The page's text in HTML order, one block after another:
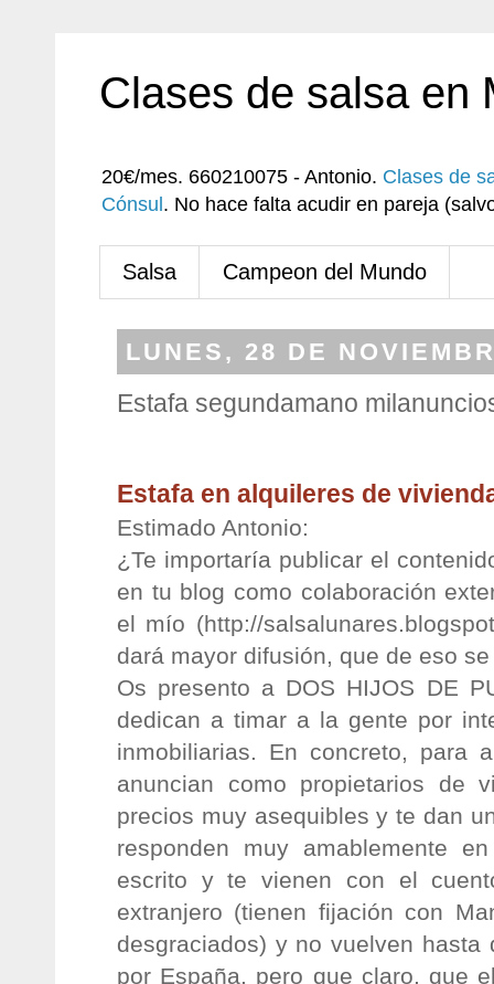
Clases de salsa en
20€/mes. 660210075 - Antonio. Clases de
Cónsul . No hace falta acudir en pareja
Salsa Campeon del Mundo
LUNES, 28 DE
Estafa segundamano
Estafa en alquileres de
Estimado Antonio:
¿Te importaría publicar el
en tu blog como colaboración
el mío (http://
dará mayor difusión, que de eso
Os presento a DOS HIJOS DE
dedican a timar a la gente por
inmobiliarias. En concreto, para
anuncian como propietarios de
precios muy asequibles y te dan
responden muy amablemente
escrito y te vienen con el
extranjero (tienen fijación con
desgraciados) y no vuelven hasta
por España, pero que claro, que